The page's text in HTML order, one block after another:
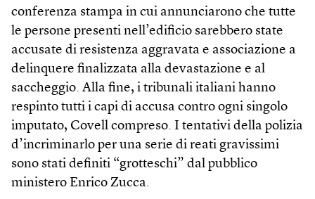
conferenza stampa in cui annunciarono che tutte
le persone presenti nell’edificio sarebbero state
accusate di resistenza aggravata e associazione a
delinquere finalizzata alla devastazione e al
saccheggio. Alla fine, i tribunali italiani hanno
respinto tutti i capi di accusa contro ogni singolo
imputato, Covell compreso. I tentativi della polizia
d’incriminarlo per una serie di reati gravissimi
sono stati definiti “grotteschi” dal pubblico
ministero Enrico Zucca.